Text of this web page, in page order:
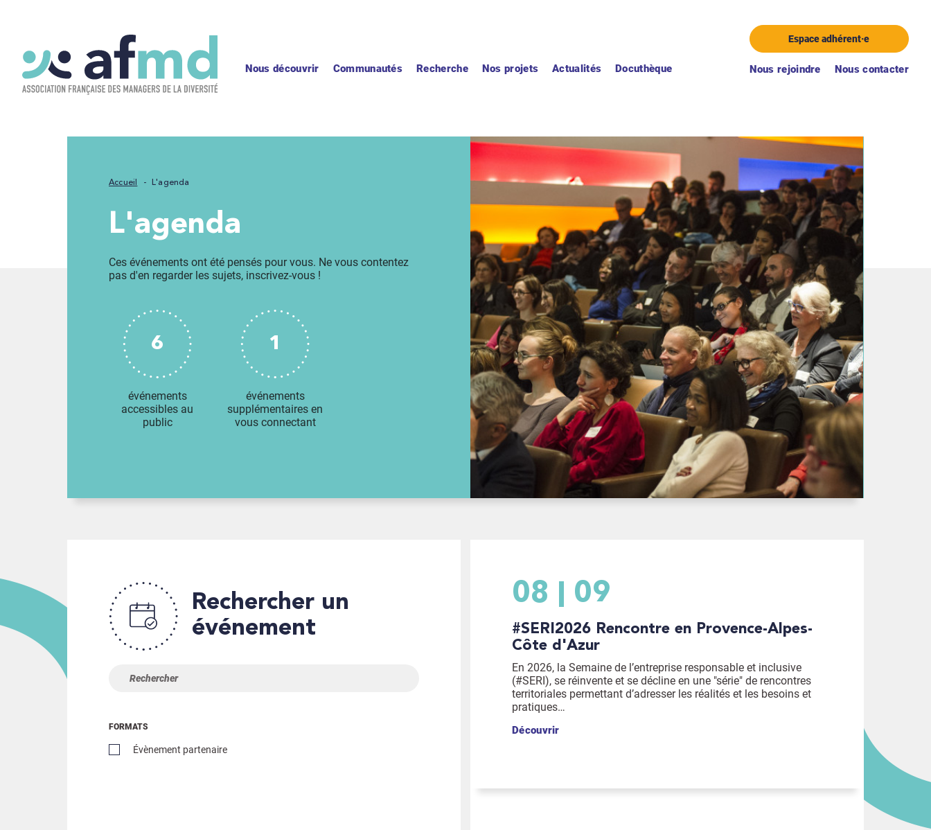
Nous découvrir Communautés Recherche Nos projets Actualités Docuthèque
Espace adhérent·e
Nous rejoindre Nous contacter
Accueil L'agenda
L'agenda
Ces événements ont été pensés pour vous. Ne vous contentez
pas d'en regarder les sujets, inscrivez-vous !
6
événements
accessibles au
public
1
événements
supplémentaires en
vous connectant
Rechercher un
événement
FORMATS
Évènement partenaire
08 09
#SERI2026 Rencontre en Provence-Alpes-
Côte d'Azur
En 2026, la Semaine de l’entreprise responsable et inclusive
(#SERI), se réinvente et se décline en une "série" de rencontres
territoriales permettant d’adresser les réalités et les besoins et
pratiques…
Découvrir